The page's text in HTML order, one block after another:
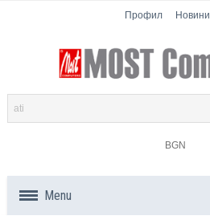
Профил Новини
BGN
Menu